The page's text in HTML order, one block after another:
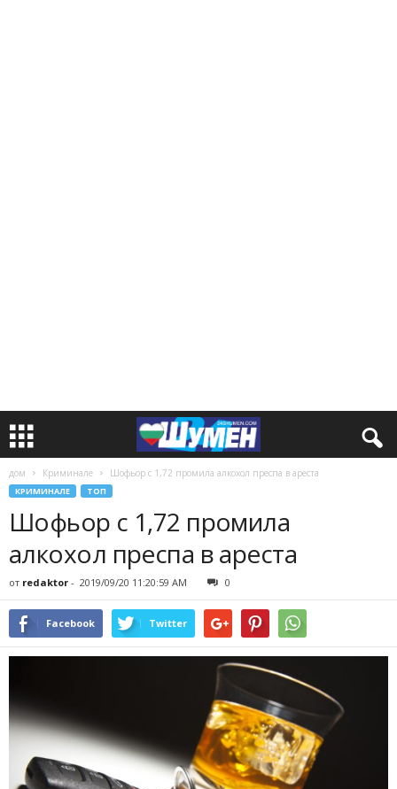
дом Криминале Шофьор с 1,72 промила алкохол преспа в ареста
КРИМИНАЛЕ ТОП
Шофьор с 1,72 промила
алкохол преспа в ареста
от redaktor - 2019/09/20 11:20:59 AM 0
Facebook Twitter